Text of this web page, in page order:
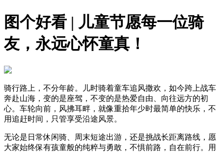
图个好看 | 儿童节愿每一位骑
友，永远心怀童真！
骑行路上，不分年龄。儿时骑着童车追风撒欢，如今跨上战车
奔赴山海，变的是座驾，不变的是热爱自由、向往远方的初
心。车轮向前，风拂耳畔，就像重拾年少时最简单的快乐，不
用追赶时间，只管享受沿途风景。
无论是日常休闲骑、周末短途出游，还是挑战长距离路线，愿
大家始终保有孩童般的纯粹与勇敢，不惧前路，自在前行。用